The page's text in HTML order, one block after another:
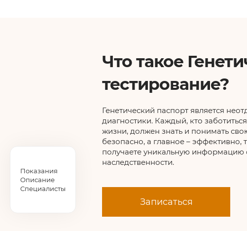
Показания
Описание
Специалисты
Что такое
тестирование?
Генетический паспорт является
диагностики. Каждый, кто
жизни, должен знать и понимать
безопасно, а главное – эффективно,
получаете уникальную информацию
наследственности.
Записаться